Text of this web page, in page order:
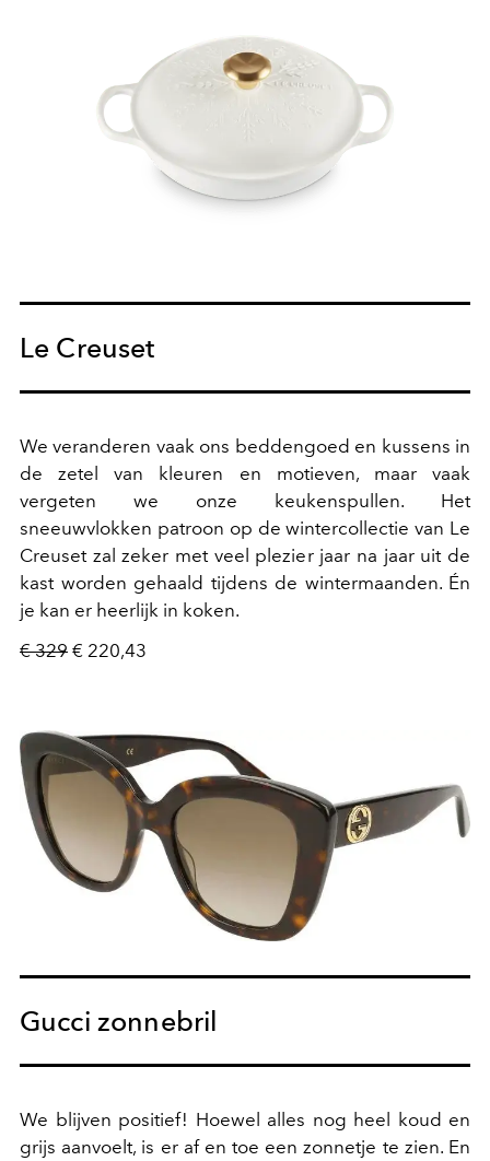
Le Creuset
We veranderen vaak ons beddengoed en kussens in
de zetel van kleuren en motieven, maar vaak
vergeten we onze keukenspullen. Het
sneeuwvlokken patroon op de wintercollectie van Le
Creuset zal zeker met veel plezier jaar na jaar uit de
kast worden gehaald tijdens de wintermaanden. Én
je kan er heerlijk in koken.
€ 329 € 220,43
Gucci zonnebril
We blijven positief! Hoewel alles nog heel koud en
grijs aanvoelt, is er af en toe een zonnetje te zien. En